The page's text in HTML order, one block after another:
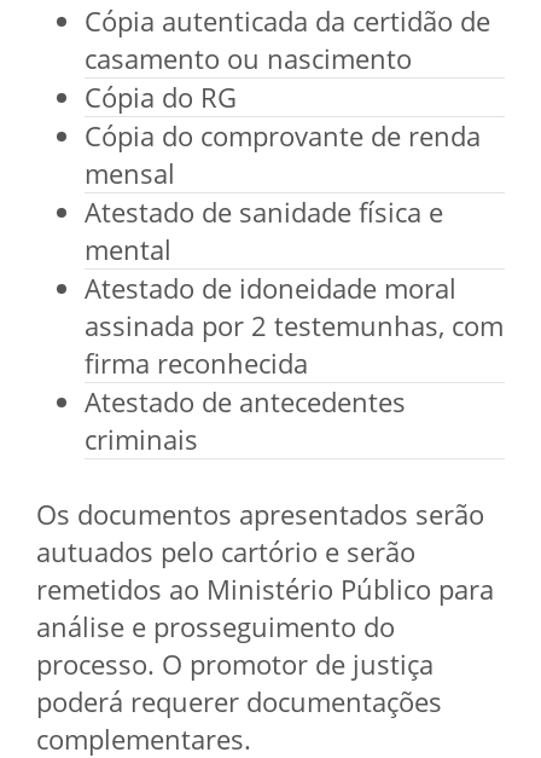
Cópia autenticada da certidão de
casamento ou nascimento
Cópia do RG
Cópia do comprovante de renda
mensal
Atestado de sanidade física e
mental
Atestado de idoneidade moral
assinada por 2 testemunhas, com
firma reconhecida
Atestado de antecedentes
criminais
Os documentos apresentados serão
autuados pelo cartório e serão
remetidos ao Ministério Público para
análise e prosseguimento do
processo. O promotor de justiça
poderá requerer documentações
complementares.